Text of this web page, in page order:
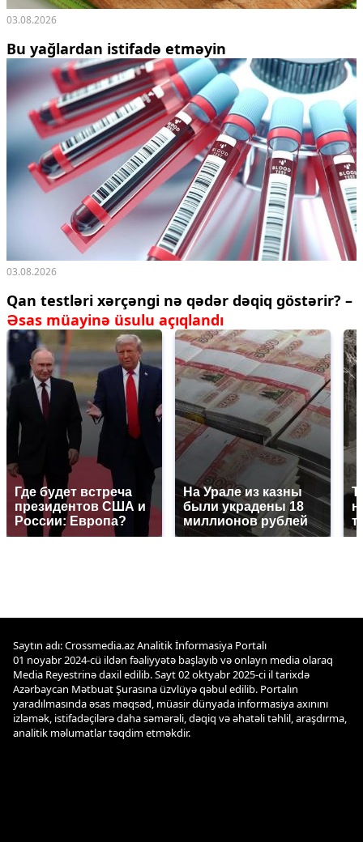
03.08.2026
Bu yağlardan istifadə etməyin
03.08.2026
Qan testləri xərçəngi nə qədər dəqiq göstərir? –
Əsas müayinə üsulu açıqlandı
Где будет встреча
президентов США и
России: Европа?
На Урале из казны
были украдены 18
миллионов рублей
Saytın adı: Crossmedia.az Analitik İnformasiya Portalı
01 noyabr 2024-cü ildən fəaliyyətə başlayıb və onlayn media olaraq
Media Reyestrinə daxil edilib. Sayt 02 oktyabr 2025-ci il tarixdə
Azərbaycan Mətbuat Şurasına üzvlüyə qəbul edilib. Portalın
yaradılmasında əsas məqsəd, müasir dünyada informasiya axınını
izləmək, istifadəçilərə daha səmərəli, dəqiq və əhatəli təhlil, araşdırma,
analitik məlumatlar təqdim etməkdir.